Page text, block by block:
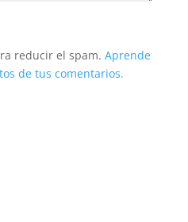
reducir el spam. Aprende
de tus comentarios.